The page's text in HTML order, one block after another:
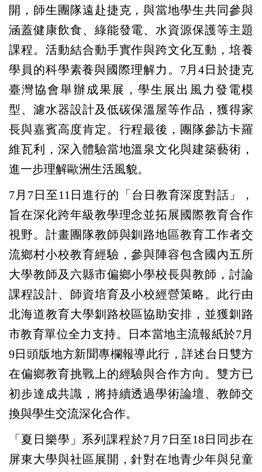
開，師生團隊遠赴捷克，與當地學生共同參與
涵蓋健康飲食、綠能發電、水資源保護等主題
課程。活動結合動手實作與跨文化互動，培養
學員的科學素養與國際理解力。7月4日於捷克
臺灣協會舉辦成果展，學生展出風力發電模
型、濾水器設計及低碳保溫屋等作品，獲得家
長與嘉賓高度肯定。行程最後，團隊參訪卡羅
維瓦利，深入體驗當地溫泉文化與建築藝術，
進一步理解歐洲生活風貌。
7 月7日至11日進行的「台日教育深度對話」，
旨在深化跨年級教學理念並拓展國際教育合作
視野。計畫團隊教師與釧路地區教育工作者交
流鄉村小校教育經驗，參與陣容包含國內五所
大學教師及六縣市偏鄉小學校長與教師，討論
課程設計、師資培育及小校經營策略。此行由
北海道教育大學釧路校區協助安排，並獲釧路
市教育單位全力支持。日本當地主流報紙於7月
9日頭版地方新聞專欄報導此行，詳述台日雙方
在偏鄉教育挑戰上的經驗與合作方向。雙方已
初步達成共識，將持續透過學術論壇、教師交
換與學生交流深化合作。
「夏日樂學」系列課程於7月7日至18日同步在
屏東大學與社區展開，針對在地青少年與兒童